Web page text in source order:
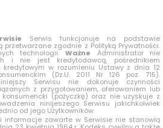
Serwis funkcjonuje na podstawie
przetwarzane zgodnie z Polityką Prywatności.
technologii. Ważne Administrator nie
i nie jest kredytodawcą, pośrednikiem
w rozumieniu Ustawy z dnia 12
(Dz.U. 2011 Nr 126 poz. 715).
Serwisu nie dokonuje czynności
z przygotowaniem, oferowaniem lub
(pożyczkę) oraz nie uzyskuje z
ninijeszego Serwisu jakichkolwiek
od jego Użytkowników.
informacje zawarte w Serwisie nie stanowią